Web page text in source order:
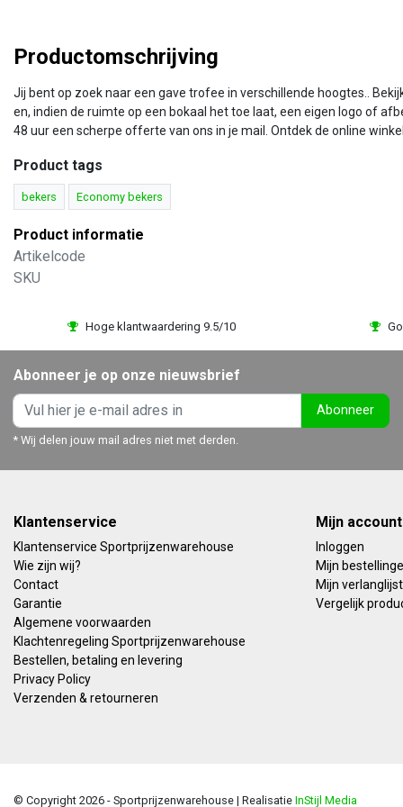
Productomschrijving
Jij bent op zoek naar een gave trofee in verschillende hoogtes..
en, indien de ruimte op een bokaal het toe laat, een eigen logo of
48 uur een scherpe offerte van ons in je mail. Ontdek de online
Product tags
bekers Economy bekers
Product informatie
Artikelcode
SKU
Hoge klantwaardering 9.5/10
Abonneer je op onze nieuwsbrief
Abonneer
* Wij delen jouw mail adres niet met derden.
Klantenservice
Klantenservice Sportprijzenwarehouse
Wie zijn wij?
Contact
Garantie
Algemene voorwaarden
Klachtenregeling Sportprijzenwarehouse
Bestellen, betaling en levering
Privacy Policy
Verzenden & retourneren
Mijn account
Inloggen
Mijn
Mijn verlanglijst
Vergelijk
© Copyright 2026 - Sportprijzenwarehouse | Realisatie InStijl Media